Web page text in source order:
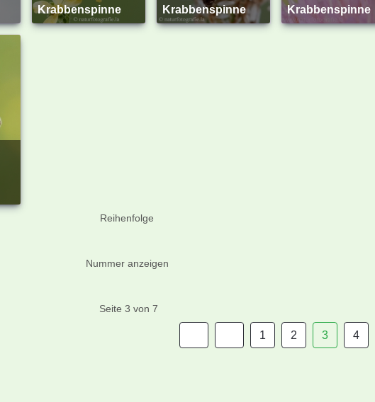
Krabbenspinne
Krabbenspinne
Krabbenspinne
Reihenfolge
Nummer anzeigen
Seite 3 von 7
1 2 3 4